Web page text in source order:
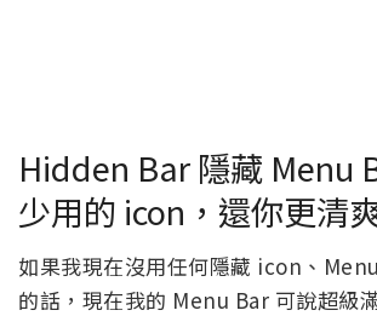
Hidden Bar 隱藏 Menu
少用的 icon，還你更清
如果我現在沒用任何隱藏 icon、
的話，現在我的 Menu Bar 可說超級